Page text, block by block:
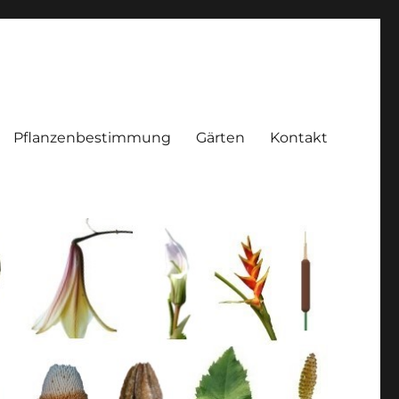
Pflanzenbestimmung Gärten Kontakt